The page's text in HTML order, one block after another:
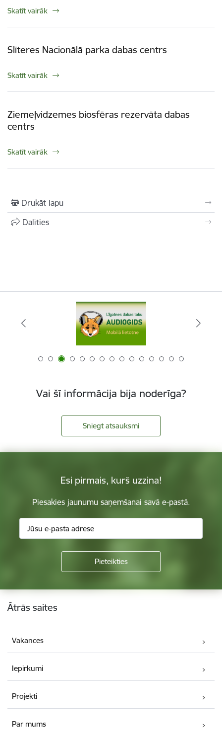
Skatīt vairāk
Slīteres Nacionālā parka dabas centrs
Skatīt vairāk
Ziemeļvidzemes biosfēras rezervāta dabas
centrs
Skatīt vairāk
Drukāt lapu
Dalīties
Vai šī informācija bija noderīga?
Sniegt atsauksmi
Esi pirmais, kurš uzzina!
Piesakies jaunumu saņemšanai savā e-pastā.
Kājene
Ātrās saites
Vakances
Iepirkumi
Projekti
Par mums